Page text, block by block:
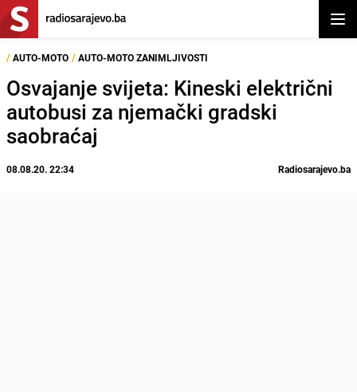
/ AUTO-MOTO / AUTO-MOTO ZANIMLJIVOSTI
Osvajanje svijeta: Kineski električni
autobusi za njemački gradski
saobraćaj
08.08.20. 22:34 Radiosarajevo.ba